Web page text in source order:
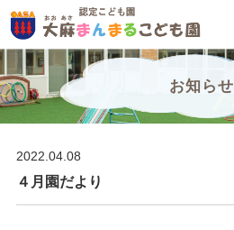
お知らせ
2022.04.08
４月園だより